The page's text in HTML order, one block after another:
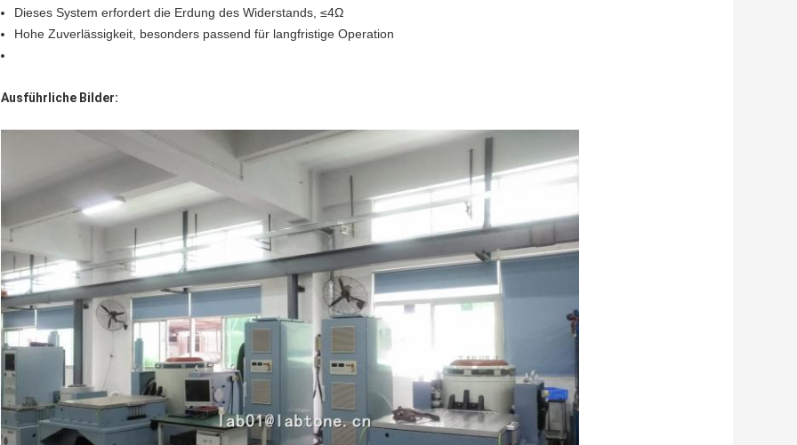
Dieses System erfordert die Erdung des Widerstands, ≤4Ω
Hohe Zuverlässigkeit, besonders passend für langfristige Operation
Ausführliche Bilder: